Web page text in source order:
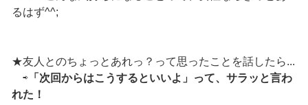
るはず^^;
★友人とのちょっとあれっ？って思ったことを話したら...
⇨「次回からはこうするといいよ」って、サラッと言わ
れた！